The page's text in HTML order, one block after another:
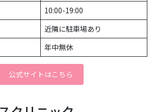
10:00-19:00
近隣に駐車場あり
年中無休
公式サイトはこちら